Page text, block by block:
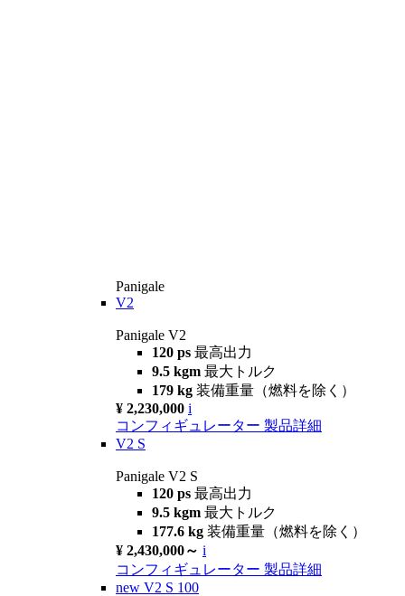
Panigale
V2
Panigale V2
120 ps 最高出力
9.5 kgm 最大トルク
179 kg 装備重量（燃料を除く）
¥ 2,230,000 i
コンフィギュレーター 製品詳細
V2 S
Panigale V2 S
120 ps 最高出力
9.5 kgm 最大トルク
177.6 kg 装備重量（燃料を除く）
¥ 2,430,000～ i
コンフィギュレーター 製品詳細
new V2 S 100